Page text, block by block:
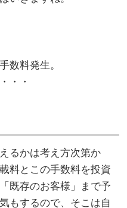
数料発生。
・・
るかは考え方次第か
料とこの手数料を投資
既存のお客様」まで予
もするので、そこは自